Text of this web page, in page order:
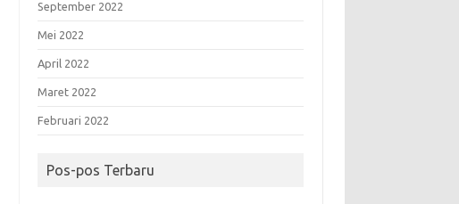
September 2022
Mei 2022
April 2022
Maret 2022
Februari 2022
Pos-pos Terbaru